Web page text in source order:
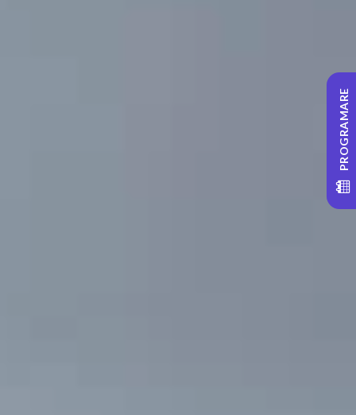
PROGRAMARE